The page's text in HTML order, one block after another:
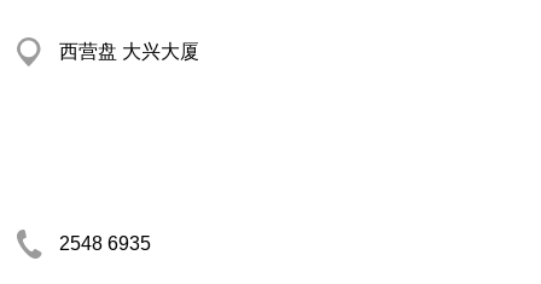
西营盘 大兴大厦
2548 6935